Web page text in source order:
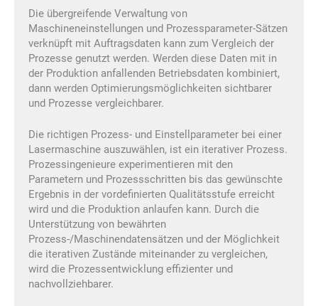
Die übergreifende Verwaltung von
Maschineneinstellungen und Prozessparameter-Sätzen
verknüpft mit Auftragsdaten kann zum Vergleich der
Prozesse genutzt werden. Werden diese Daten mit in
der Produktion anfallenden Betriebsdaten kombiniert,
dann werden Optimierungsmöglichkeiten sichtbarer
und Prozesse vergleichbarer.
Die richtigen Prozess- und Einstellparameter bei einer
Lasermaschine auszuwählen, ist ein iterativer Prozess.
Prozessingenieure experimentieren mit den
Parametern und Prozessschritten bis das gewünschte
Ergebnis in der vordefinierten Qualitätsstufe erreicht
wird und die Produktion anlaufen kann. Durch die
Unterstützung von bewährten
Prozess-/Maschinendatensätzen und der Möglichkeit
die iterativen Zustände miteinander zu vergleichen,
wird die Prozessentwicklung effizienter und
nachvollziehbarer.